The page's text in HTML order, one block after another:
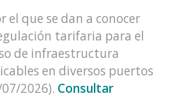
el que se dan a conocer
tarifaria para el
de infraestructura
en diversos puertos
2026). Consultar